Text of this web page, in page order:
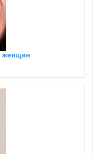
женщин